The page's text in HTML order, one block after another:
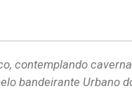
contemplando
bandeirante Urbano